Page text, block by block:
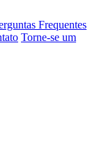
Frequentes
Torne-se um